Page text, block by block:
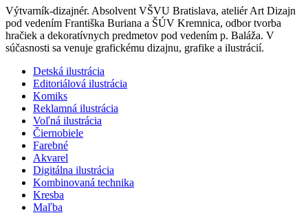
Výtvarník-dizajnér. Absolvent VŠVU Bratislava, ateliér Art Dizajn
pod vedením Františka Buriana a ŠÚV Kremnica, odbor tvorba
hračiek a dekoratívnych predmetov pod vedením p. Baláža. V
súčasnosti sa venuje grafickému dizajnu, grafike a ilustrácií.
Detská ilustrácia
Editoriálová ilustrácia
Komiks
Reklamná ilustrácia
Voľná ilustrácia
Čiernobiele
Farebné
Akvarel
Digitálna ilustrácia
Kombinovaná technika
Kresba
Maľba